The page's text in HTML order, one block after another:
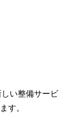
い整備サービ
す。